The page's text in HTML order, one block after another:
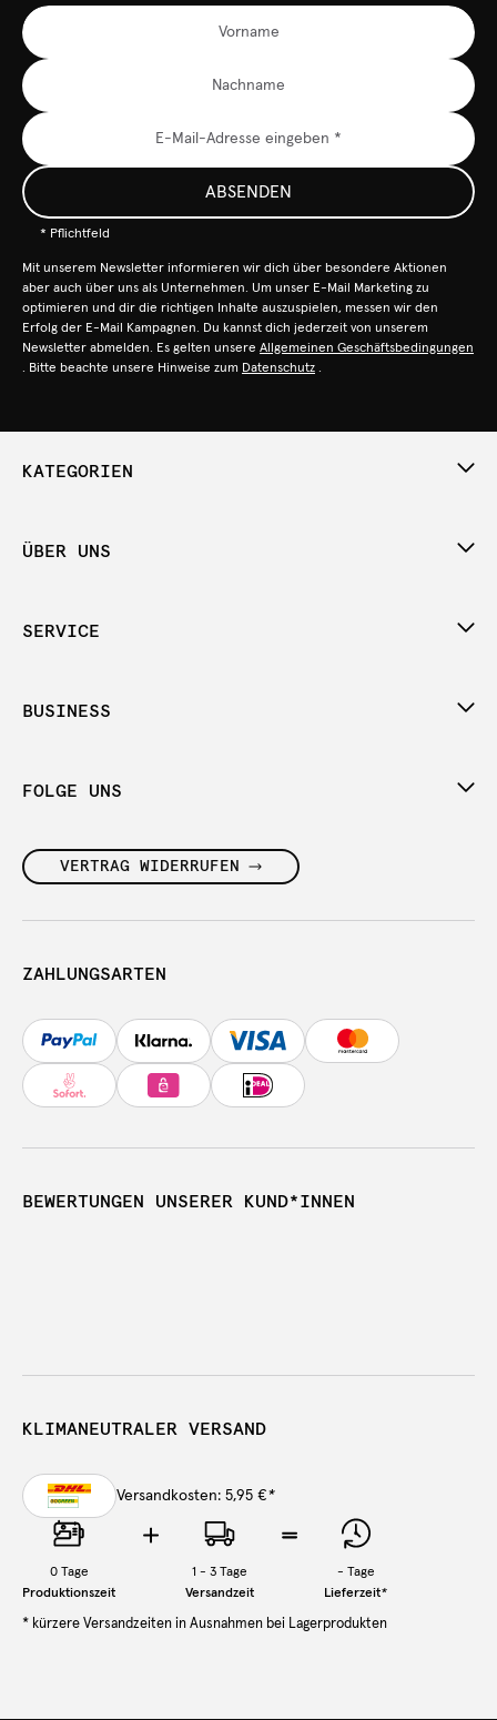
ABSENDEN
* Pflichtfeld
Mit unserem Newsletter informieren wir dich über besondere Aktionen
aber auch über uns als Unternehmen. Um unser E-Mail Marketing zu
optimieren und dir die richtigen Inhalte auszuspielen, messen wir den
Erfolg der E-Mail Kampagnen. Du kannst dich jederzeit von unserem
Newsletter abmelden. Es gelten unsere Allgemeinen Geschäftsbedingungen
. Bitte beachte unsere Hinweise zum Datenschutz .
KATEGORIEN
ÜBER UNS
SERVICE
BUSINESS
FOLGE UNS
VERTRAG WIDERRUFEN
ZAHLUNGSARTEN
BEWERTUNGEN UNSERER KUND*INNEN
KLIMANEUTRALER VERSAND
Versandkosten: 5,95 €*
0Tage
Produktionszeit
1 - 3 Tage
Versandzeit
- Tage
Lieferzeit*
* kürzere Versandzeiten in Ausnahmen bei Lagerprodukten